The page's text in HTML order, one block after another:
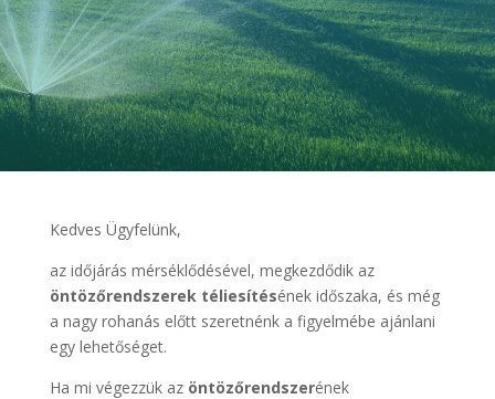
Kedves Ügyfelünk,
az időjárás mérséklődésével, megkezdődik az
öntözőrendszerek téliesítésének időszaka, és még
a nagy rohanás előtt szeretnénk a figyelmébe ajánlani
egy lehetőséget.
Ha mi végezzük az öntözőrendszerének